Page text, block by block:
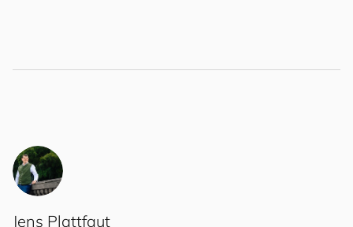
Jens Plattfaut